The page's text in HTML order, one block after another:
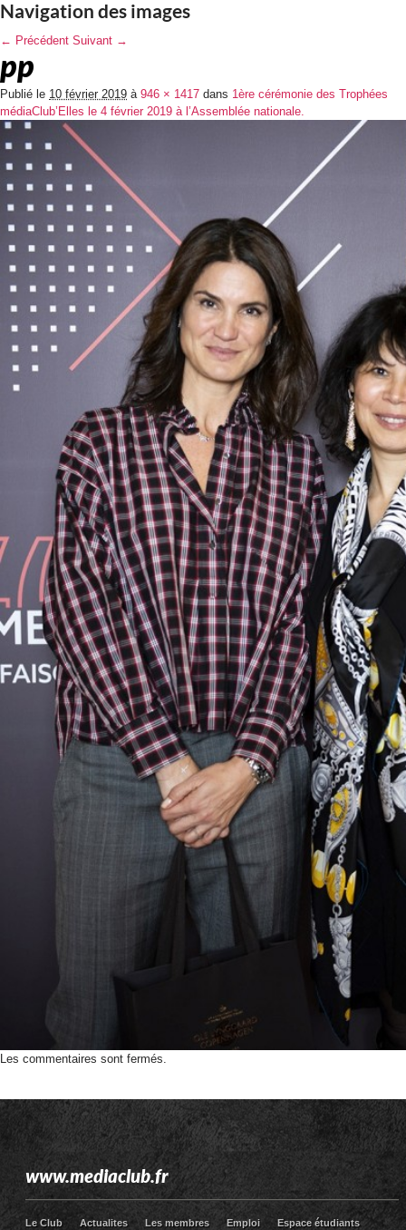
Navigation des images
← Précédent Suivant →
pp
Publié le 10 février 2019 à 946 × 1417 dans 1ère cérémonie des Trophées
médiaClub’Elles le 4 février 2019 à l’Assemblée nationale.
Les commentaires sont fermés.
www.mediaclub.fr
Le Club Actualites Les membres Emploi
Espace étudiants